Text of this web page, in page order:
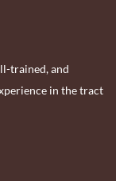
trained, and
in the tract